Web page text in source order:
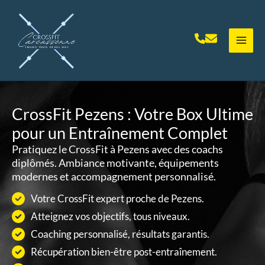
contenu
CrossFit Pezens : Votre Box Ultime
pour un Entraînement Complet
Pratiquez le CrossFit à Pezens avec des coachs
diplômés. Ambiance motivante, équipements
modernes et accompagnement personnalisé.
Votre CrossFit expert proche de Pezens.
Atteignez vos objectifs, tous niveaux.
Coaching personnalisé, résultats garantis.
Récupération bien-être post-entraînement.